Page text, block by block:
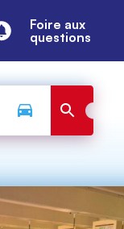
Foire aux
questions